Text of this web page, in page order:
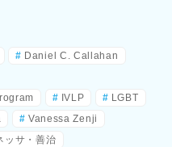
Daniel C. Callahan
IVLP
LGBT
Vanessa Zenji
ッサ・善治